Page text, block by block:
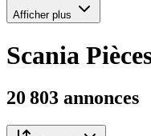
Afficher plus
Scania
20 803 annonces